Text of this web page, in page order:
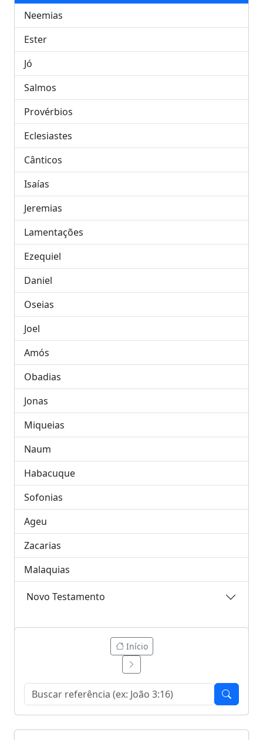
Neemias
Ester
Jó
Salmos
Provérbios
Eclesiastes
Cânticos
Isaías
Jeremias
Lamentações
Ezequiel
Daniel
Oseias
Joel
Amós
Obadias
Jonas
Miqueias
Naum
Habacuque
Sofonias
Ageu
Zacarias
Malaquias
Novo Testamento
Início